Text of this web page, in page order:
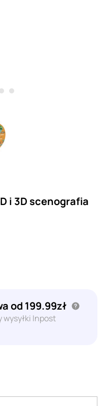
i 3D scenografia
od 199.99zł
wysyłki Inpost